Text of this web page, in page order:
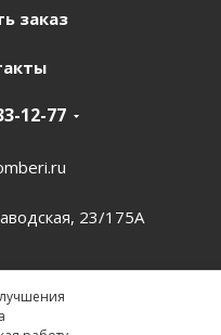
заказ
12-77
23/175А